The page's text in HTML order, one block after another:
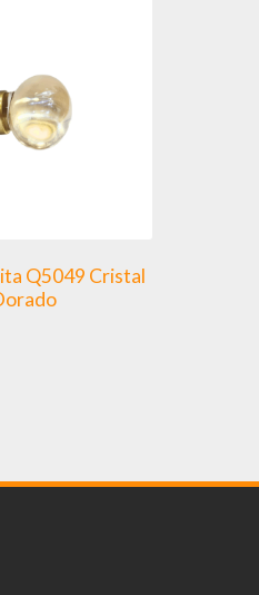
Q5049 Cristal